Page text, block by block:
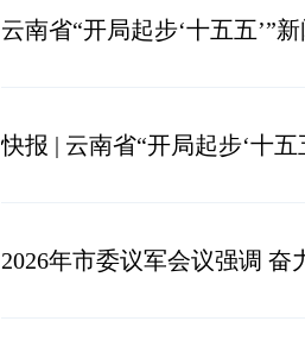
云南省“开局起步‘十五五’”
快报 | 云南省“开局起步‘十
2026年市委议军会议强调